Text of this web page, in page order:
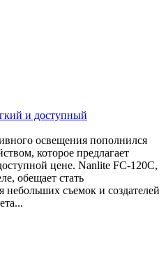
и доступный
освещения пополнился
которое предлагает
цене. Nanlite FC-120C,
обещает стать
съемок и создателей